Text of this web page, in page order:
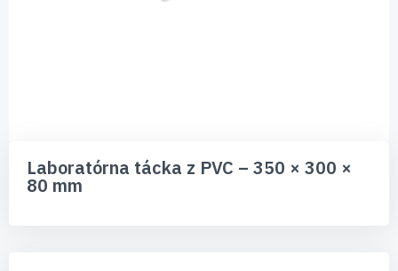
začiatok
galérie
Laboratórna tácka z PVC – 350 × 300 ×
80 mm